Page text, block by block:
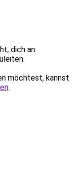
dich an
möchtest, kannst
.